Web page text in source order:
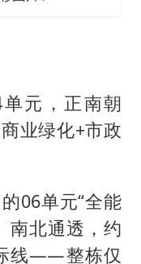
元，正南朝
业绿化+市政
06单元“全能
南北通透，约
线——整栋仅